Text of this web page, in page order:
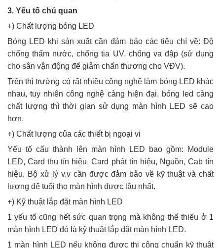
3. Yếu tố chủ quan
+) Chất lượng bóng LED
Bóng LED khi sản xuất cần đảm bảo các tiêu chí về: Độ
chống thấm nước, chống tia UV, chống va đập (sử dụng
cho sân vận động để giảm chấn thương cho VĐV).
Trên thị trường có rất nhiều công nghệ làm bóng LED khác
nhau, tuy nhiên công nghệ càng hiện đại, bóng led càng
chất lượng thì thời gian sử dụng màn hình LED sẽ cao
hơn.
+) Chất lượng của các thiết bị ngoại vi
Yếu tố cấu thành lên màn hình LED bao gồm: Module
LED, Card thu tín hiệu, Card phát tín hiệu, Nguồn, Cab tín
hiệu, Bộ xử lý v,v cần được đảm bảo về kỹ thuật và chất
lượng để tuổi thọ màn hình được lâu nhất.
+) Kỹ thuật lắp đặt màn hình LED
1 yếu tố cũng hết sức quan trọng mà không thể thiếu ở 1
màn hình LED đó là kỹ thuật lắp đặt màn hình LED.
1 màn hình LED nếu không được thi công chuẩn kỹ thuật